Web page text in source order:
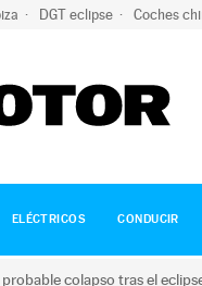
DGT eclipse Coches
ELÉCTRICOS CONDUCIR
probable colapso tras el